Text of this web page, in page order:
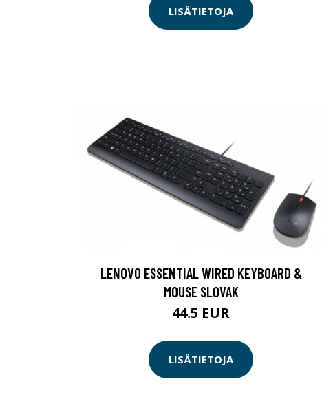
LISÄTIETOJA
LENOVO ESSENTIAL WIRED KEYBOARD &
MOUSE SLOVAK
44.5 EUR
LISÄTIETOJA